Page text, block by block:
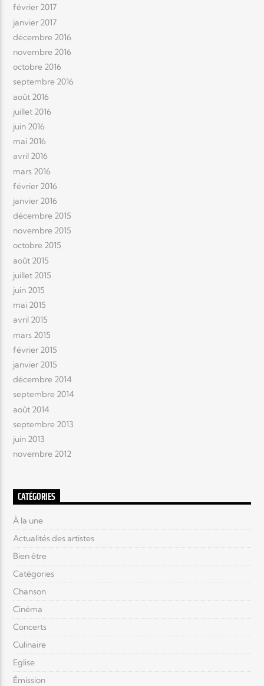
février 2017
janvier 2017
décembre 2016
novembre 2016
octobre 2016
septembre 2016
août 2016
juillet 2016
juin 2016
mai 2016
avril 2016
mars 2016
février 2016
janvier 2016
décembre 2015
novembre 2015
octobre 2015
août 2015
juillet 2015
juin 2015
mai 2015
avril 2015
mars 2015
février 2015
janvier 2015
décembre 2014
septembre 2014
août 2014
septembre 2013
juin 2013
novembre 2012
CATÉGORIES
À la une
Actualités des artistes
Bien être
Catégories
Chanson
Cinéma
Concerts
Culinaire
Eglise
Émission